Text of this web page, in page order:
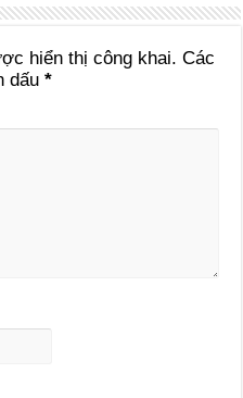
hiển thị công khai. Các
dấu*